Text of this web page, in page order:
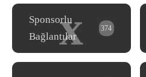
x
Sponsorlu
Bağlantılar
374